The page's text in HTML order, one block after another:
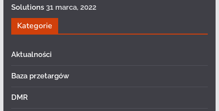
Solutions 31 marca, 2022
Kategorie
Aktualności
Baza przetargów
DMR